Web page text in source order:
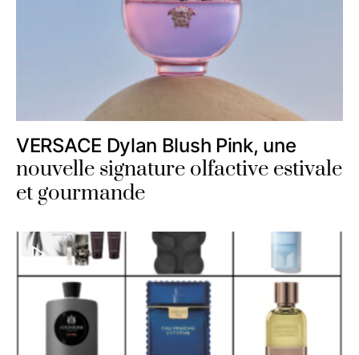
VERSACE Dylan Blush Pink, une
nouvelle signature olfactive estivale
et gourmande